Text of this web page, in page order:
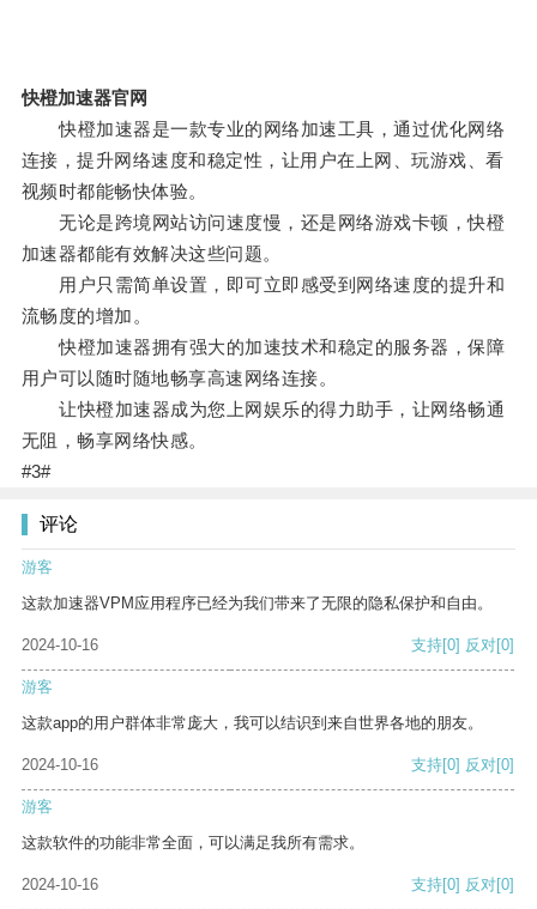
快橙加速器官网
快橙加速器是一款专业的网络加速工具，通过优化网络
连接，提升网络速度和稳定性，让用户在上网、玩游戏、看
视频时都能畅快体验。
无论是跨境网站访问速度慢，还是网络游戏卡顿，快橙
加速器都能有效解决这些问题。
用户只需简单设置，即可立即感受到网络速度的提升和
流畅度的增加。
快橙加速器拥有强大的加速技术和稳定的服务器，保障
用户可以随时随地畅享高速网络连接。
让快橙加速器成为您上网娱乐的得力助手，让网络畅通
无阻，畅享网络快感。
#3#
评论
游客
这款加速器VPM应用程序已经为我们带来了无限的隐私保护和自由。
2024-10-16 支持[0] 反对[0]
游客
这款app的用户群体非常庞大，我可以结识到来自世界各地的朋友。
2024-10-16 支持[0] 反对[0]
游客
这款软件的功能非常全面，可以满足我所有需求。
2024-10-16 支持[0] 反对[0]